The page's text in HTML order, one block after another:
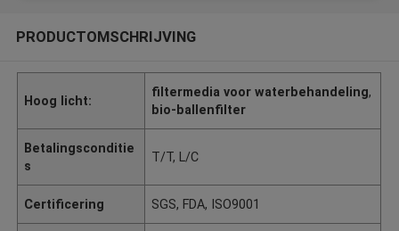
PRODUCTOMSCHRIJVING
Hoog licht:
filtermedia voor waterbehandeling,
bio-ballenfilter
Betalingsconditie
s
T/T, L/C
Certificering SGS, FDA, ISO9001